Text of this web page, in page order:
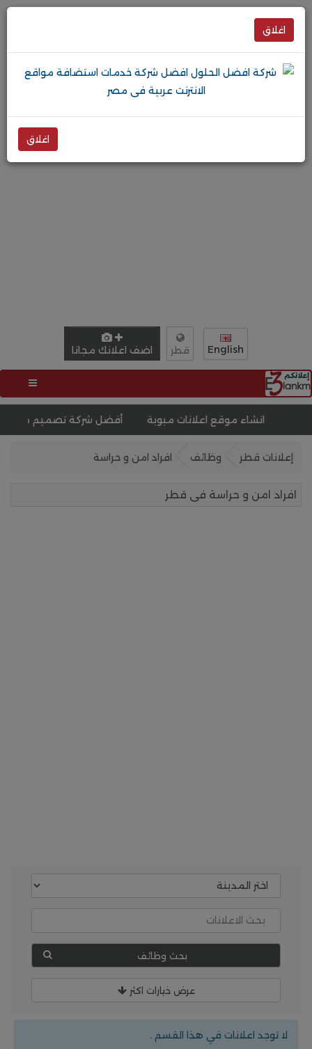
English قطر اضف اعلانك مجانا
انشاء موقع اعلانات مبوبة أفضل شركة تصميم مواقع انترنت
إعلانات قطر وظائف افراد امن و حراسة
افراد امن و حراسة فى قطر
بحث وظائف
عرض خيارات اكثر
لا توجد اعلانات في هذا القسم .
اغلاق
اغلاق